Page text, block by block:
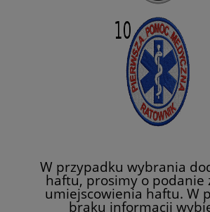
W przypadku wybrania
haftu, prosimy o podanie
umiejscowienia haftu. W
braku informacji